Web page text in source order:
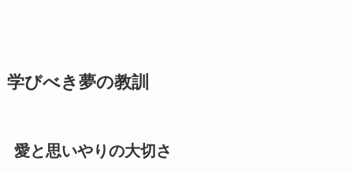
学びべき夢の教訓
愛と思いやりの大切さ